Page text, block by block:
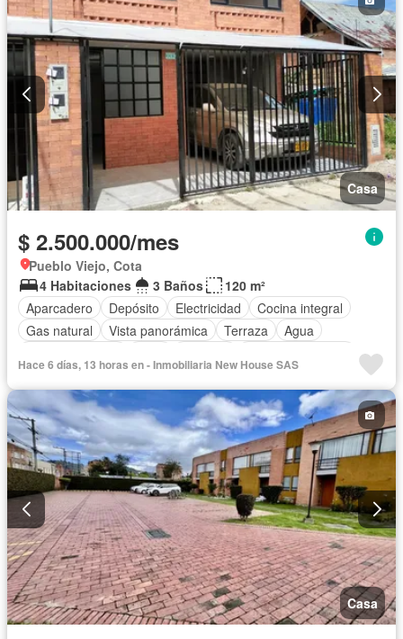
Casa
$ 2.500.000/mes
Pueblo Viejo, Cota
4 Habitaciones
3 Baños
120 m²
Aparcadero
Depósito Electricidad
Cocina integral
Gas natural
Vista panorámica Terraza
Agua
Permite niños
Solo familias
Hace 6 días, 13 horas en - Inmobiliaria New House SAS
Casa